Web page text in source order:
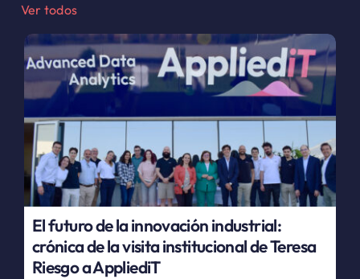
Ver todos
El futuro de la innovación industrial:
crónica de la visita institucional de Teresa
Riesgo a AppliediT